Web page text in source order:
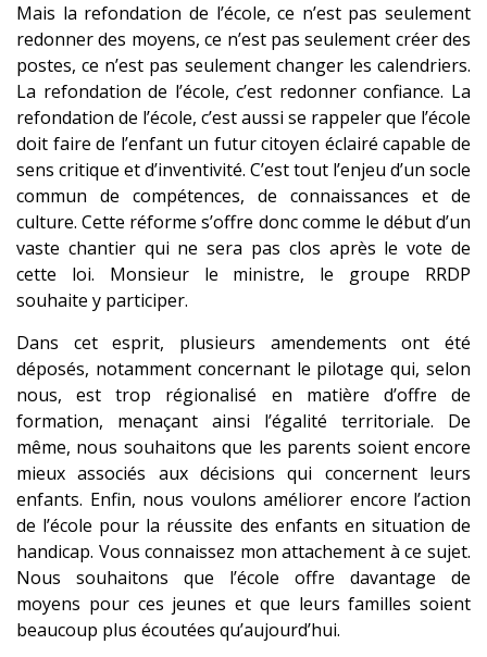
Mais la refondation de l’école, ce n’est pas seulement
redonner des moyens, ce n’est pas seulement créer des
postes, ce n’est pas seulement changer les calendriers.
La refondation de l’école, c’est redonner confiance. La
refondation de l’école, c’est aussi se rappeler que l’école
doit faire de l’enfant un futur citoyen éclairé capable de
sens critique et d’inventivité. C’est tout l’enjeu d’un socle
commun de compétences, de connaissances et de
culture. Cette réforme s’offre donc comme le début d’un
vaste chantier qui ne sera pas clos après le vote de
cette loi. Monsieur le ministre, le groupe RRDP
souhaite y participer.
Dans cet esprit, plusieurs amendements ont été
déposés, notamment concernant le pilotage qui, selon
nous, est trop régionalisé en matière d’offre de
formation, menaçant ainsi l’égalité territoriale. De
même, nous souhaitons que les parents soient encore
mieux associés aux décisions qui concernent leurs
enfants. Enfin, nous voulons améliorer encore l’action
de l’école pour la réussite des enfants en situation de
handicap. Vous connaissez mon attachement à ce sujet.
Nous souhaitons que l’école offre davantage de
moyens pour ces jeunes et que leurs familles soient
beaucoup plus écoutées qu’aujourd’hui.